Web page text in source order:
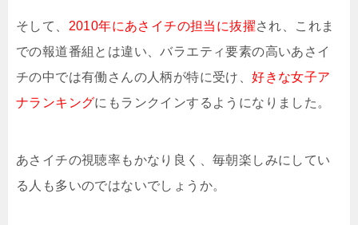
そして、 2010年にあさイチの担当に抜擢され、これま
での報道番組とは違い、バラエティ要素の高いあさイ
チの中では有働さんの人柄が特に受け、好きな女子ア
ナランキングにもランクインするようになりました。
あさイチの視聴率もかなり良く、毎朝楽しみにしてい
る人も多いのではないでしょうか。